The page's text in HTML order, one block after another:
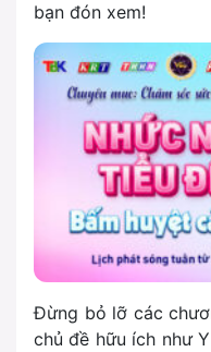
bạn đón xem!
Đừng bỏ lỡ các
chủ đề hữu ích như